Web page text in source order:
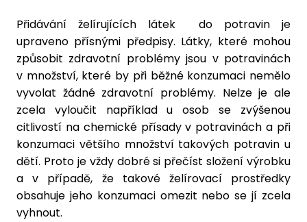
Přidávání želírujících látek do potravin je
upraveno přísnými předpisy. Látky, které mohou
způsobit zdravotní problémy jsou v potravinách
v množství, které by při běžné konzumaci nemělo
vyvolat žádné zdravotní problémy. Nelze je ale
zcela vyloučit například u osob se zvýšenou
citlivostí na chemické přísady v potravinách a při
konzumaci většího množství takových potravin u
dětí. Proto je vždy dobré si přečíst složení výrobku
a v případě, že takové želírovací prostředky
obsahuje jeho konzumaci omezit nebo se jí zcela
vyhnout.